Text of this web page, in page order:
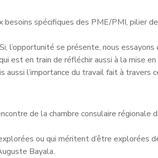
spécifiques des PME/PMI, pilier
l’opportunité se présente, nous
est en train de réfléchir aussi à la mise
l’importance du travail fait à travers
de la chambre consulaire régionale
ou qui méritent d’être explorées
Bayala.